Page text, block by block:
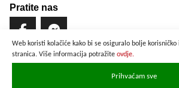
Web koristi kolačiće kako bi se osiguralo bolje
stranica. Više informacija potražite ovdje.
Prihvaćam sve
Pratite nas
Brzo i sigurno plaćanje